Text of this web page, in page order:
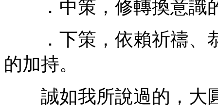
．中策，修轉換意識
．下策，依賴祈禱、
的加持。
誠如我所說過的，大